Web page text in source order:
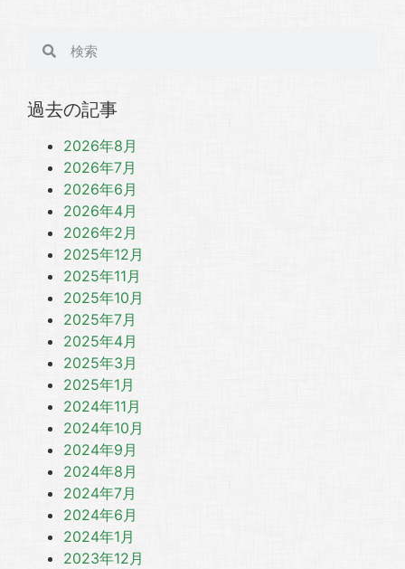
過去の記事
2026年8月
2026年7月
2026年6月
2026年4月
2026年2月
2025年12月
2025年11月
2025年10月
2025年7月
2025年4月
2025年3月
2025年1月
2024年11月
2024年10月
2024年9月
2024年8月
2024年7月
2024年6月
2024年1月
2023年12月